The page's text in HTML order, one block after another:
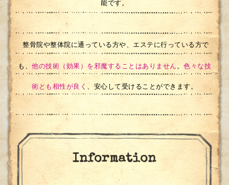
能です。
整骨院や整体院に通っている方や、エステに行っている方で
も、 他の技術（効果）を邪魔することはありません 。 色々な技
術とも相性が良く 、安心して受けることができます。
Information